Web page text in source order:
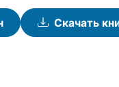
Скачать